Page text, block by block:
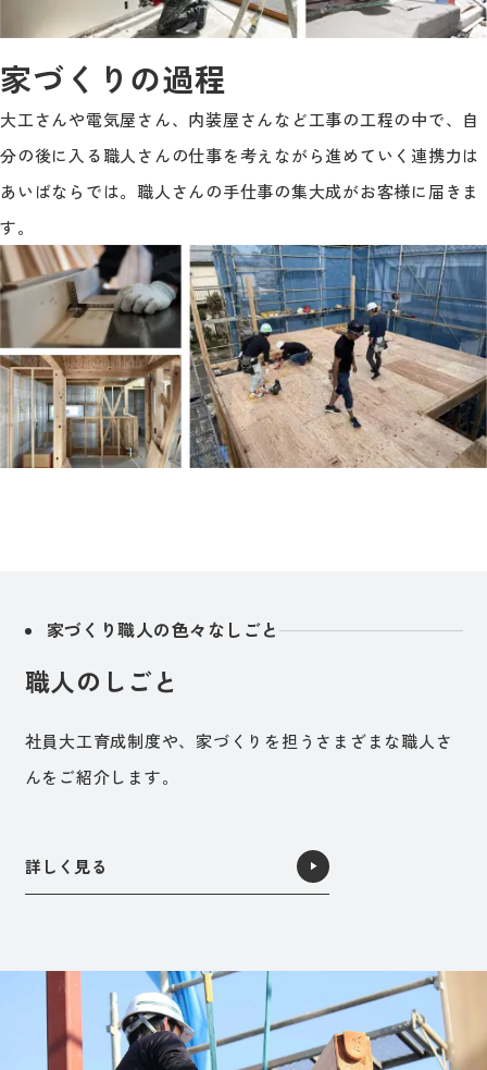
家づくりの過程
大工さんや電気屋さん、内装屋さんなど工事の工程の中で、自
分の後に入る職人さんの仕事を考えながら進めていく連携力は
あいばならでは。職人さんの手仕事の集大成がお客様に届きま
す。
家づくり職人の色々なしごと
職人のしごと
社員大工育成制度や、家づくりを担うさまざまな職人さ
んをご紹介します。
詳しく見る